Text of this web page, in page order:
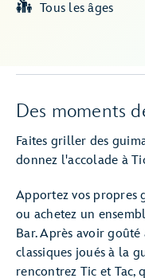
Tous les âges
Des moments
Faites griller des
donnez l'accolade à
Apportez vos propres
ou achetez un
Bar. Après avoir goûté
classiques joués à la
rencontrez Tic et Tac,